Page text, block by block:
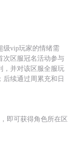
级vip玩家的情绪需
次区服冠名活动参与
，并对该区服全服玩
续通过周累充和日
即可获得角色所在区